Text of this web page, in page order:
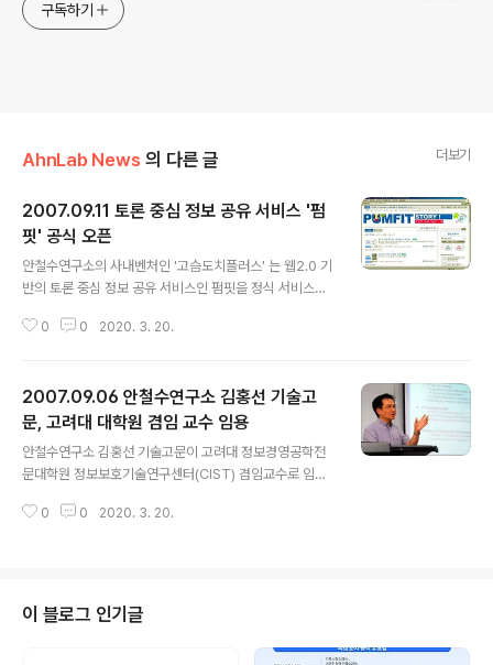
구독하기
AhnLab News 의 다른 글 더보기
2007.09.11 토론 중심 정보 공유 서비스 '펌
핏' 공식 오픈
안철수연구소의 사내벤처인 '고슴도치플러스' 는 웹2.0 기
반의 토론 중심 정보 공유 서비스인 펌핏을 정식 서비스하
이후 사용자들의 의견을 적극 수렴해 기능을 대폭 개선했
보고, 또 남들과 함께 보고 싶은 욕구를 반영해 개발되었습
니다. 사용자들은 좋은 글과 정보를 올려 공유하고 토론하
는 것은 물론, 다른 사용자들의 평가를 받을 수 있습니다.
다양한 콘텐츠를 공유할 뿐 아니라 궁금한 것에 대한 답을
얻고, 댓글로 실시간 커뮤니케이션하며, 친구 설정으로 인
맥 관리까지 할 수 있도록 업그레이드 되었습니다. 잠깐 메
0 0 2020. 3. 20.
2007.09.06 안철수연구소 김홍선 기술고
문, 고려대 대학원 겸임 교수 임용
안철수연구소 김홍선 기술고문이 고려대 정보경영공학전
문대학원 정보보호기술연구센터(CIST) 겸임교수로 임용
기술고문은 올해 1월 안철수연구소에 합류했는데, ‘트러스
하는 역할을 맡고 있습니다. 강의는 2학기 동안 진행될 예
정인데, 전반부에서는 정보보호 산업의 태동과 그 배경이
되었던 IT 패러다임을 개괄하고 기술과 상품, 서비스가 사
0 0 2020. 3. 20.
이 블로그 인기글